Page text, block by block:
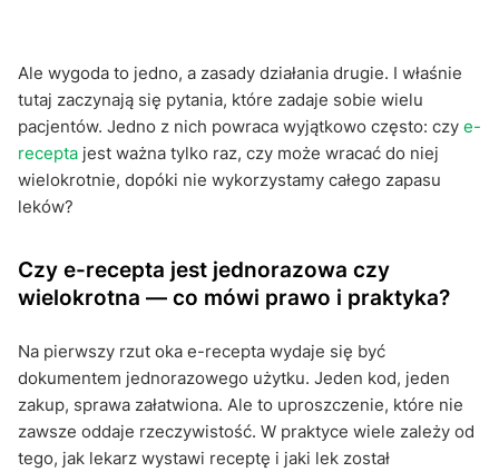
Ale wygoda to jedno, a zasady działania drugie. I właśnie
tutaj zaczynają się pytania, które zadaje sobie wielu
pacjentów. Jedno z nich powraca wyjątkowo często: czy e-
recepta jest ważna tylko raz, czy może wracać do niej
wielokrotnie, dopóki nie wykorzystamy całego zapasu
leków?
Czy e-recepta jest jednorazowa czy
wielokrotna — co mówi prawo i praktyka?
Na pierwszy rzut oka e-recepta wydaje się być
dokumentem jednorazowego użytku. Jeden kod, jeden
zakup, sprawa załatwiona. Ale to uproszczenie, które nie
zawsze oddaje rzeczywistość. W praktyce wiele zależy od
tego, jak lekarz wystawi receptę i jaki lek został